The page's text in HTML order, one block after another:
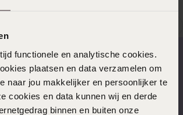
functionele en analytische cookies.
plaatsen en data verzamelen om
naar jou makkelijker en persoonlijker te
cookies en data kunnen wij en derde
binnen en buiten onze
17.00
in huis
14 dagen gratis
retourneren